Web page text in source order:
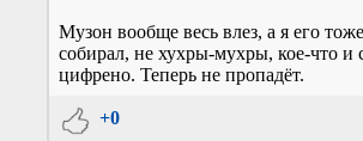
Музон вообще весь влез, а я его
собирал, не хухры-мухры, кое-что и
цифрено. Теперь не пропадёт.
+0